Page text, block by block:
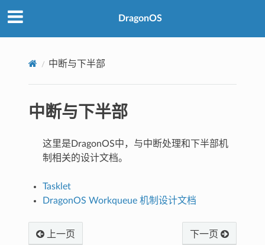
DragonOS
中断与下半部
中断与下半部
这里是DragonOS中，与中断处理和下半部机
制相关的设计文档。
Tasklet
DragonOS Workqueue 机制设计文档
上一页 下一页